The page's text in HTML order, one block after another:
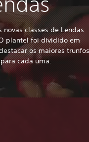
classes de Lendas
plantel foi dividido em
os maiores
cada uma.